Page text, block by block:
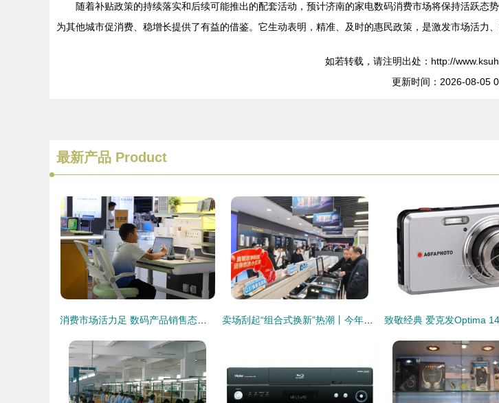
随着补贴政策的持续落实和后续可能推出的配套活动，预计济南的家电数码消费市场将保持活跃
为其他城市促消费、稳增长提供了有益的借鉴。它生动表明，精准、及时的惠民政策，是激发市场活力
如若转载，请注明出处：http://
更新时间：2026-08-05
最新产品 Product